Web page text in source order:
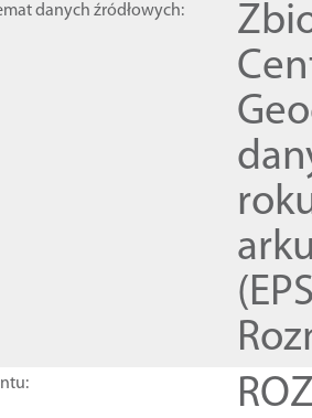
danych źródłowych: